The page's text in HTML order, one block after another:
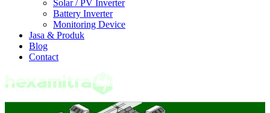
Solar / PV Inverter
Battery Inverter
Monitoring Device
Jasa & Produk
Blog
Contact